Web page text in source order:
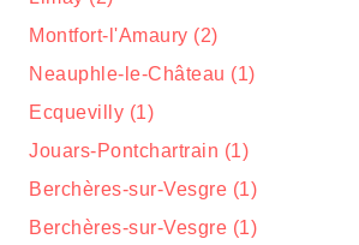
Montfort-l'Amaury (2)
Neauphle-le-Château (1)
Ecquevilly (1)
Jouars-Pontchartrain (1)
Berchères-sur-Vesgre (1)
Berchères-sur-Vesgre (1)